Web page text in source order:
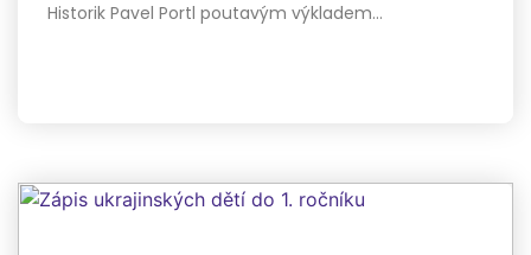
Historik Pavel Portl poutavým výkladem…